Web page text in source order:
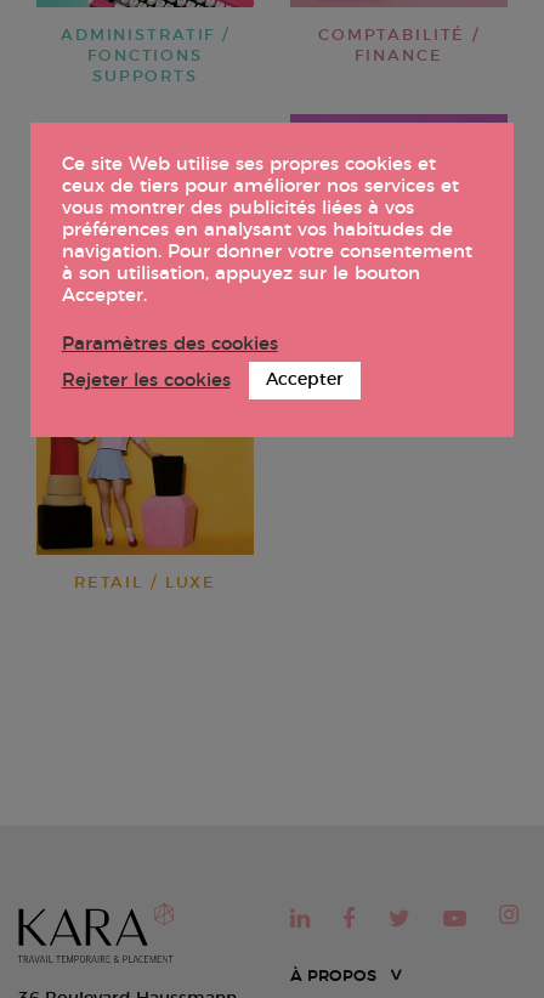
ADMINISTRATIF /
FONCTIONS
SUPPORTS
COMPTABILITÉ /
FINANCE
RETAIL / LUXE
À PROPOS
Ce site Web utilise ses propres cookies et
ceux de tiers pour améliorer nos services et
vous montrer des publicités liées à vos
préférences en analysant vos habitudes de
navigation. Pour donner votre consentement
à son utilisation, appuyez sur le bouton
Accepter.
Paramètres des cookies
Rejeter les cookies
Accepter